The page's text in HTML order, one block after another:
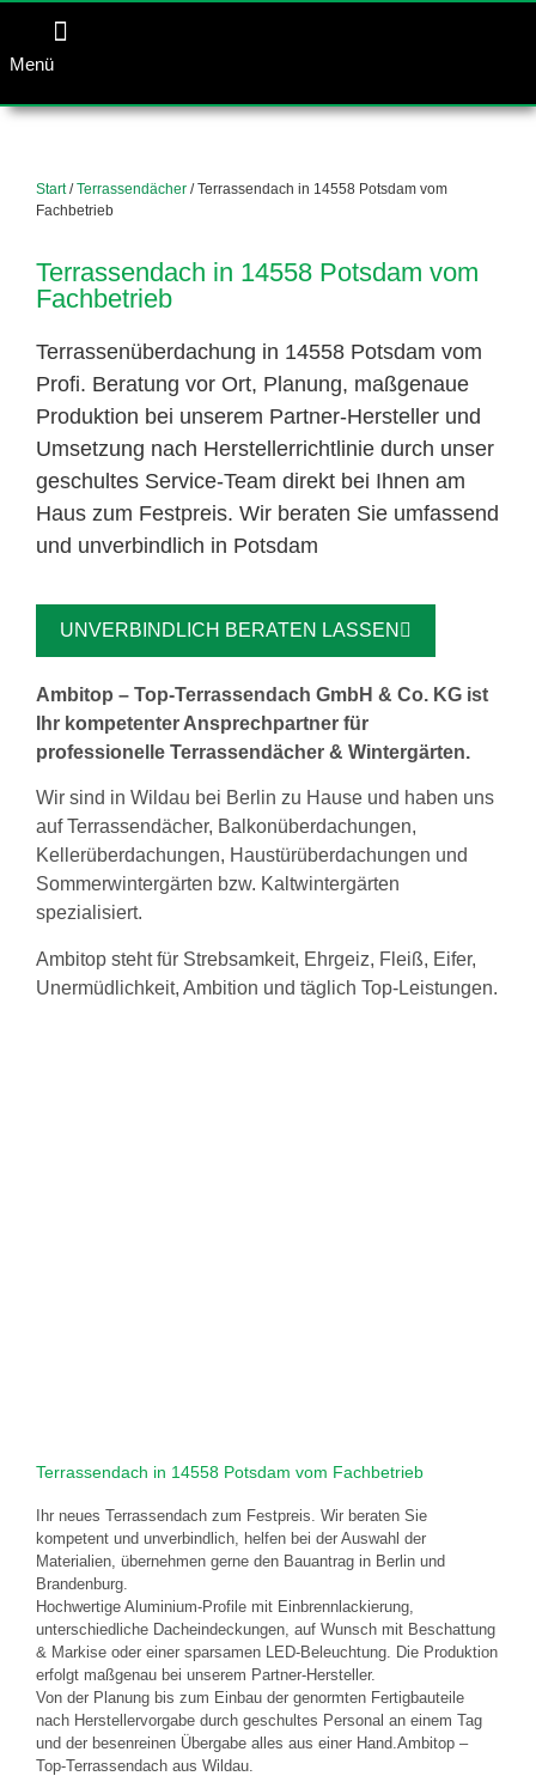
Menü
Start/Terrassendächer / Terrassendach in 14558 Potsdam vom
Fachbetrieb
Terrassendach in 14558 Potsdam vom
Fachbetrieb
Terrassenüberdachung in 14558 Potsdam vom
Profi. Beratung vor Ort, Planung, maßgenaue
Produktion bei unserem Partner-Hersteller und
Umsetzung nach Herstellerrichtlinie durch unser
geschultes Service-Team direkt bei Ihnen am
Haus zum Festpreis. Wir beraten Sie umfassend
und unverbindlich in Potsdam
UNVERBINDLICH BERATEN LASSEN
Ambitop – Top-Terrassendach GmbH & Co. KG ist
Ihr kompetenter Ansprechpartner für
professionelle Terrassendächer & Wintergärten.
Wir sind in Wildau bei Berlin zu Hause und haben uns
auf Terrassendächer, Balkonüberdachungen,
Kellerüberdachungen, Haustürüberdachungen und
Sommerwintergärten bzw. Kaltwintergärten
spezialisiert.
Ambitop steht für Strebsamkeit, Ehrgeiz, Fleiß, Eifer,
Unermüdlichkeit, Ambition und täglich Top-Leistungen.
Terrassendach in 14558 Potsdam vom Fachbetrieb
Ihr neues Terrassendach zum Festpreis. Wir beraten Sie
kompetent und unverbindlich, helfen bei der Auswahl der
Materialien, übernehmen gerne den Bauantrag in Berlin und
Brandenburg.
Hochwertige Aluminium-Profile mit Einbrennlackierung,
unterschiedliche Dacheindeckungen, auf Wunsch mit Beschattung
& Markise oder einer sparsamen LED-Beleuchtung. Die Produktion
erfolgt maßgenau bei unserem Partner-Hersteller.
Von der Planung bis zum Einbau der genormten Fertigbauteile
nach Herstellervorgabe durch geschultes Personal an einem Tag
und der besenreinen Übergabe alles aus einer Hand.Ambitop –
Top-Terrassendach aus Wildau.